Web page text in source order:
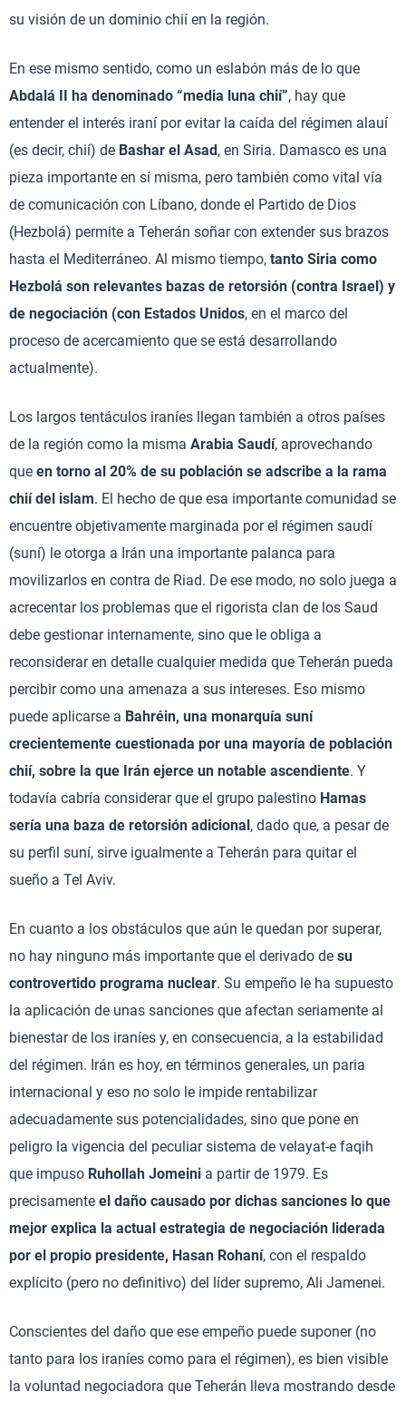
su visión de un dominio chií en la región.
En ese mismo sentido, como un eslabón más de lo que
Abdalá II ha denominado “media luna chií”, hay que
entender el interés iraní por evitar la caída del régimen alauí
(es decir, chií) de Bashar el Asad, en Siria. Damasco es una
pieza importante en sí misma, pero también como vital vía
de comunicación con Líbano, donde el Partido de Dios
(Hezbolá) permite a Teherán soñar con extender sus brazos
hasta el Mediterráneo. Al mismo tiempo, tanto Siria como
Hezbolá son relevantes bazas de retorsión (contra Israel) y
de negociación (con Estados Unidos, en el marco del
proceso de acercamiento que se está desarrollando
actualmente).
Los largos tentáculos iraníes llegan también a otros países
de la región como la misma Arabia Saudí, aprovechando
que en torno al 20% de su población se adscribe a la rama
chií del islam. El hecho de que esa importante comunidad se
encuentre objetivamente marginada por el régimen saudí
(suní) le otorga a Irán una importante palanca para
movilizarlos en contra de Riad. De ese modo, no solo juega a
acrecentar los problemas que el rigorista clan de los Saud
debe gestionar internamente, sino que le obliga a
reconsiderar en detalle cualquier medida que Teherán pueda
percibir como una amenaza a sus intereses. Eso mismo
puede aplicarse a Bahréin, una monarquía suní
crecientemente cuestionada por una mayoría de población
chií, sobre la que Irán ejerce un notable ascendiente. Y
todavía cabría considerar que el grupo palestino Hamas
sería una baza de retorsión adicional, dado que, a pesar de
su perfil suní, sirve igualmente a Teherán para quitar el
sueño a Tel Aviv.
En cuanto a los obstáculos que aún le quedan por superar,
no hay ninguno más importante que el derivado de su
controvertido programa nuclear. Su empeño le ha supuesto
la aplicación de unas sanciones que afectan seriamente al
bienestar de los iraníes y, en consecuencia, a la estabilidad
del régimen. Irán es hoy, en términos generales, un paria
internacional y eso no solo le impide rentabilizar
adecuadamente sus potencialidades, sino que pone en
peligro la vigencia del peculiar sistema de velayat-e faqih
que impuso Ruhollah Jomeini a partir de 1979. Es
precisamente el daño causado por dichas sanciones lo que
mejor explica la actual estrategia de negociación liderada
por el propio presidente, Hasan Rohaní, con el respaldo
explícito (pero no definitivo) del líder supremo, Ali Jamenei.
Conscientes del daño que ese empeño puede suponer (no
tanto para los iraníes como para el régimen), es bien visible
la voluntad negociadora que Teherán lleva mostrando desde